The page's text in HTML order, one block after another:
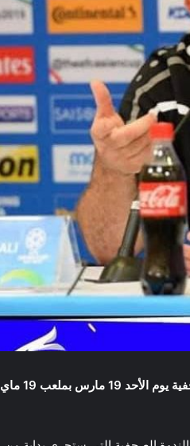
يعقد مدرب المنتخب الوطني لأقل من 23 عاما، نورالدين ولد علي ندوة صُحفية يوم الأحد 19 مارس بملعب 19 ماي